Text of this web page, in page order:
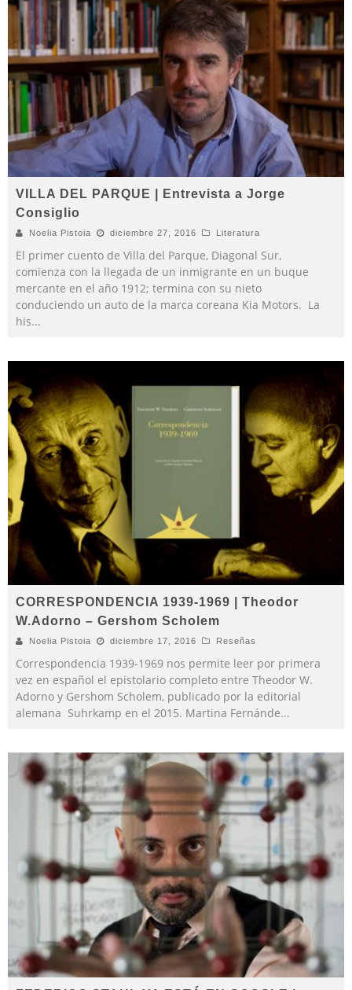
VILLA DEL PARQUE | Entrevista a Jorge
Consiglio
Noelia Pistoia diciembre 27, 2016 Literatura
El primer cuento de Villa del Parque, Diagonal Sur,
comienza con la llegada de un inmigrante en un buque
mercante en el año 1912; termina con su nieto
conduciendo un auto de la marca coreana Kia Motors. La
his...
CORRESPONDENCIA 1939-1969 | Theodor
W.Adorno – Gershom Scholem
Noelia Pistoia diciembre 17, 2016 Reseñas
Correspondencia 1939-1969 nos permite leer por primera
vez en español el epistolario completo entre Theodor W.
Adorno y Gershom Scholem, publicado por la editorial
alemana Suhrkamp en el 2015. Martina Fernánde...